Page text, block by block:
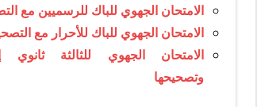
الامتحان الجهوي للباك للرسميين مع
الامتحان الجهوي للباك للأحرار مع
الامتحان الجهوي للثالثة ثانوي
وتصحيحها